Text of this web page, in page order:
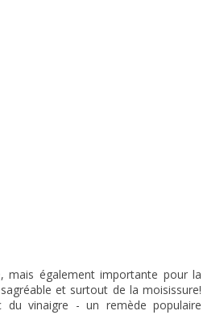
mais également importante pour la
et surtout de la moisissure!
du vinaigre - un remède populaire